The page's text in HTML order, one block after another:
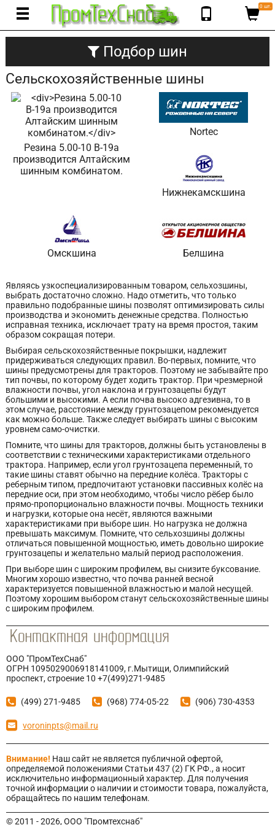
0 шт.
Подбор шин
Сельскохозяйственные шины
Резина 5.00-10 В-19а
производится Алтайским
шинным комбинатом.
Nortec
Нижнекамскшина
Омскшина Белшина
Являясь узкоспециализированным товаром, сельхозшины,
выбрать достаточно сложно. Надо отметить, что только
правильно подобранные шины позволят оптимизировать силы
производства и экономить денежные средства. Полностью
исправная техника, исключает трату на время простоя, таким
образом сокращая потери.
Выбирая сельскохозяйственные покрышки, надлежит
придерживаться следующих правил. Во-первых, помните, что
шины предусмотрены для тракторов. Поэтому не забывайте про
тип почвы, по которому будет ходить трактор. При чрезмерной
влажности почвы, угол наклона и грунтозацепы будут
большими и высокими. А если почва высоко адгезивна, то в
этом случае, расстояние между грунтозацепом рекомендуется
как можно больше. Также следует выбирать шины с высоким
уровнем само-очистки.
Помните, что шины для тракторов, должны быть установлены в
соответствии с техническими характеристиками отдельного
трактора. Например, если угол грунтозацепа переменный, то
такие шины ставят обычно на передние колёса. Тракторы с
реберным типом, предпочитают установки пассивных колёс на
передние оси, при этом необходимо, чтобы число рёбер было
прямо-пропорционально влажности почвы. Мощность техники
и нагрузки, которые она несёт, являются важными
характеристиками при выборе шин. Но нагрузка не должна
превышать максимум. Помните, что сельхозшины должны
отличаться повышенной мощностью, иметь довольно широкие
грунтозацепы и желательно малый период расположения.
При выборе шин с широким профилем, вы снизите буксование.
Многим хорошо известно, что почва ранней весной
характеризуется повышенной влажностью и малой несущей.
Поэтому хорошим выбором станут сельскохозяйственные шины
с широким профилем.
ООО "ПромТехСнаб"
ОГРН 1095029006918141009, г.Мытищи, Олимпийский
проспект, строение 10 +7(499)271-9485
(499) 271-9485 (968) 774-05-22 (906) 730-4353
voroninpts@mail.ru
Внимание! Наш сайт не является публичной офертой,
определяемой положениями Статьи 437 (2) ГК РФ., а носит
исключительно информационный характер. Для получения
точной информации о наличии и стоимости товара, пожалуйста,
обращайтесь по нашим телефонам.
© 2011 - 2026, ООО "Промтехснаб"